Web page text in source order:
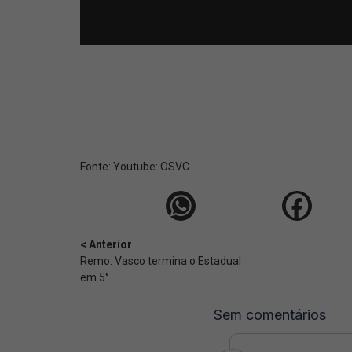
Fonte: Youtube: OSVC
< Anterior
Remo: Vasco termina o Estadual
em 5°